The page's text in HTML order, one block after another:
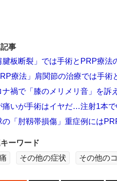
事
腱板断裂」では手術とPRP療
療法」肩関節の治療では手
ナ禍で「膝のメリメリ音」を
痛いが手術はイヤだ…注射1本
の「肘靱帯損傷」重症例には
ーワード
その他の症状 その他の